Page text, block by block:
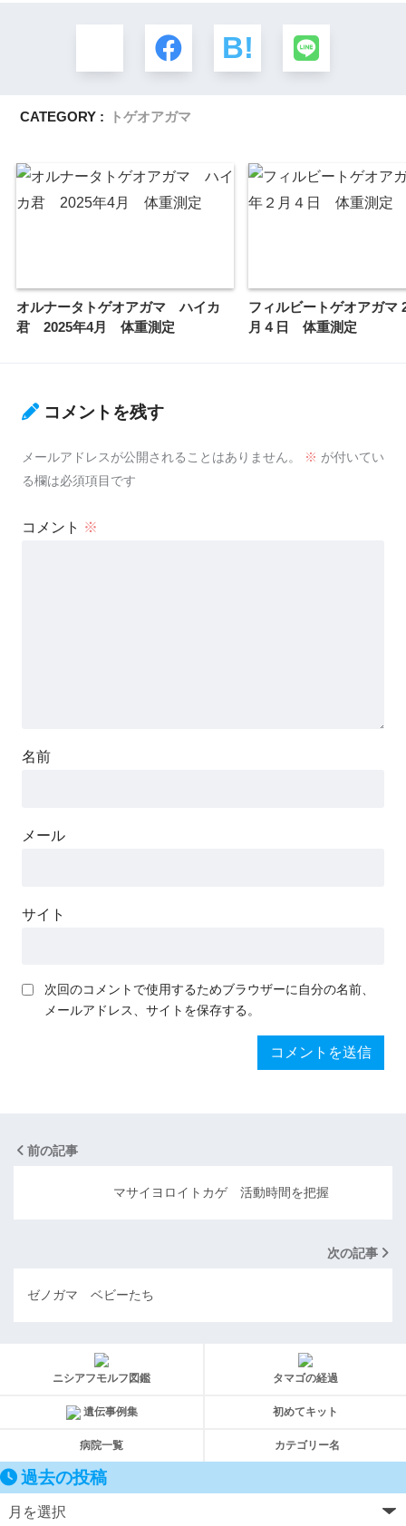
CATEGORY : トゲオアガマ
オルナータトゲオアガマ ハイカ
君 2025年4月 体重測定
フィルビートゲオアガマ
月４日 体重測定
コメントを残す
メールアドレスが公開されることはありません。 ※ が付いてい
る欄は必須項目です
コメント ※
名前
メール
サイト
次回のコメントで使用するためブラウザーに自分の名前、
メールアドレス、サイトを保存する。
前の記事
マサイヨロイトカゲ 活動時間を把握
次の記事
ゼノガマ ベビーたち
ニシアフモルフ図鑑 タマゴの経過
遺伝事例集 初めてキット
病院一覧 カテゴリー名
過去の投稿